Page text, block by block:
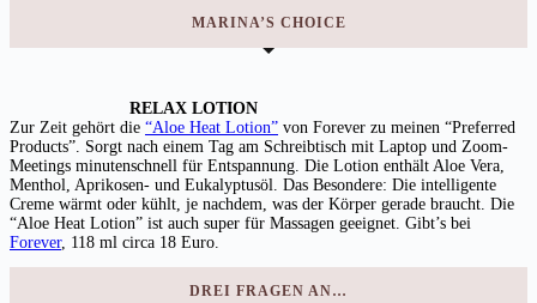
MARINA’S CHOICE
RELAX LOTION
Zur Zeit gehört die “Aloe Heat Lotion” von Forever zu meinen “Preferred
Products”. Sorgt nach einem Tag am Schreibtisch mit Laptop und Zoom-
Meetings minutenschnell für Entspannung. Die Lotion enthält Aloe Vera,
Menthol, Aprikosen- und Eukalyptusöl. Das Besondere: Die intelligente
Creme wärmt oder kühlt, je nachdem, was der Körper gerade braucht. Die
“Aloe Heat Lotion” ist auch super für Massagen geeignet. Gibt’s bei
Forever, 118 ml circa 18 Euro.
DREI FRAGEN AN…